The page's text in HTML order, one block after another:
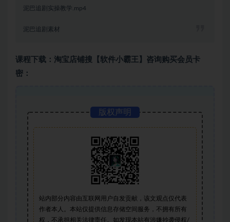
泥巴追剧实操教学.mp4
泥巴追剧素材
课程下载：淘宝店铺搜【软件小霸王】咨询购买会员卡
密：
版权声明
站内部分内容由互联网用户自发贡献，该文观点仅代表
作者本人。本站仅提供信息存储空间服务，不拥有所有
权，不承担相关法律责任。如发现本站有涉嫌抄袭侵权/